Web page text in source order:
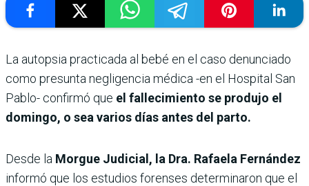
La autopsia practicada al bebé en el caso denunciado
como presunta negligencia médica -en el Hospital San
Pablo- confirmó que el fallecimiento se produjo el
domingo, o sea varios días antes del parto.
Desde la Morgue Judicial, la Dra. Rafaela Fernández
informó que los estudios forenses determinaron que el